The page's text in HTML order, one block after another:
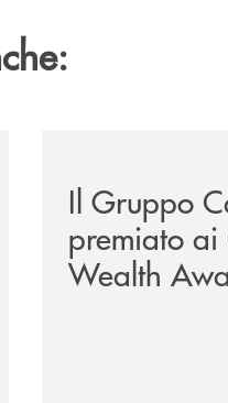
Il Gruppo
premiato
Wealth